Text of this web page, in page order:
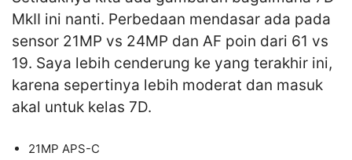
MkII ini nanti. Perbedaan mendasar ada pada
sensor 21MP vs 24MP dan AF poin dari 61 vs
19. Saya lebih cenderung ke yang terakhir ini,
karena sepertinya lebih moderat dan masuk
akal untuk kelas 7D.
21MP APS-C